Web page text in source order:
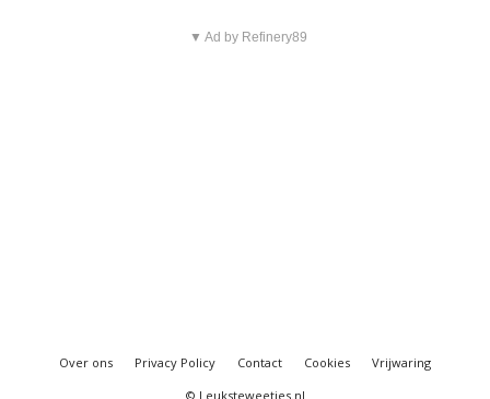
▼ Ad by Refinery89
Over ons Privacy Policy Contact Cookies
Vrijwaring
© Leuksteweetjes.nl